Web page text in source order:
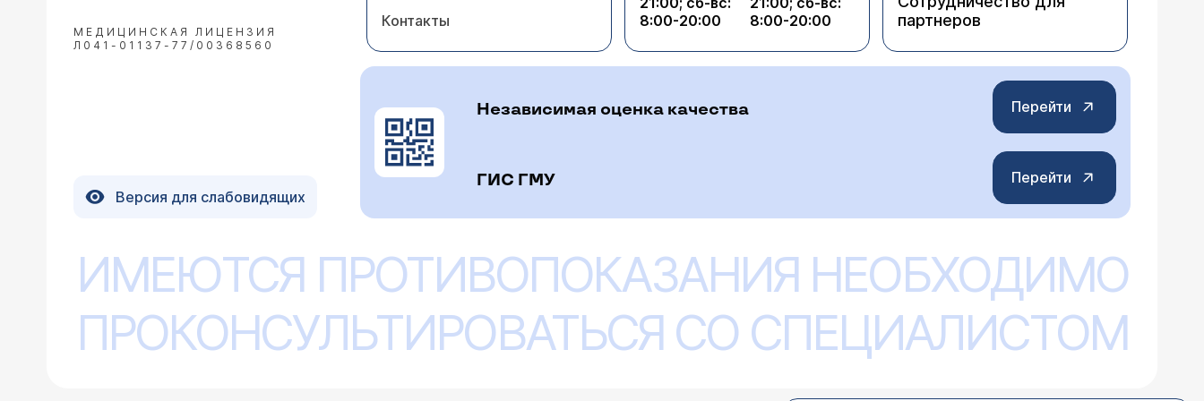
лечения нужен осмотр и анализ данных КТ придаточных пазух носа. Ориентировочная стоимость септопластики от
68000 до 125000 рублей в зависимости от объема вмешательства.
Добрый день! Ребенку 19 лет, планируем операцию циркумцизия, но у него еще и искривление носовой перегородки. Так
как все равно нужно сдавать анализы и делать наркоз, можно ли сделать 2 операции одновременно? Реально ли это в
эти операции. Вы можете обратиться в наш Центр к урологу (
расписание приема урологов) и отоларингологу
расписание приема
МЕДИЦИНСКАЯ ЛИЦЕНЗИЯ
Л041-01137-77/00368560
Контакты
8:00-20:00
8:00-20:00
партнеров
Версия для слабовидящих
Независимая оценка качества Перейти
ГИС ГМУ Перейти
ИМЕЮТСЯ ПРОТИВОПОКАЗАНИЯ НЕОБХОДИМО
ПРОКОНСУЛЬТИРОВАТЬСЯ СО СПЕЦИАЛИСТОМ